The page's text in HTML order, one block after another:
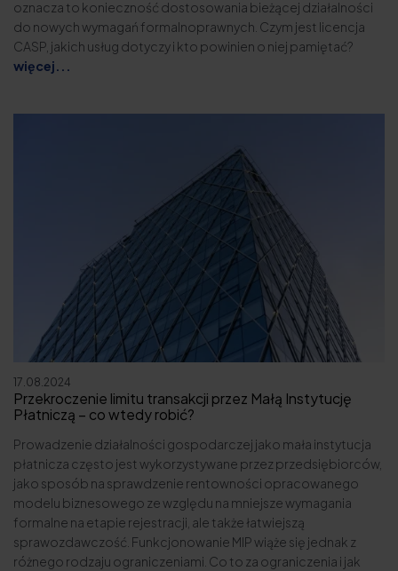
oznacza to konieczność dostosowania bieżącej działalności
do nowych wymagań formalnoprawnych. Czym jest licencja
CASP, jakich usług dotyczy i kto powinien o niej pamiętać?
więcej...
17.08.2024
Przekroczenie limitu transakcji przez Małą Instytucję
Płatniczą – co wtedy robić?
Prowadzenie działalności gospodarczej jako mała instytucja
płatnicza często jest wykorzystywane przez przedsiębiorców,
jako sposób na sprawdzenie rentowności opracowanego
modelu biznesowego ze względu na mniejsze wymagania
formalne na etapie rejestracji, ale także łatwiejszą
sprawozdawczość. Funkcjonowanie MIP wiąże się jednak z
różnego rodzaju ograniczeniami. Co to za ograniczenia i jak